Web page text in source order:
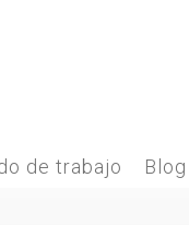
de trabajo Blog